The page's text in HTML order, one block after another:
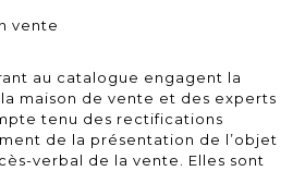
vente
au catalogue engagent la
maison de vente et des experts
tenu des rectifications
de la présentation de l’objet
verbal de la vente. Elles sont